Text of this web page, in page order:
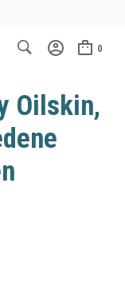
0
Oilskin,